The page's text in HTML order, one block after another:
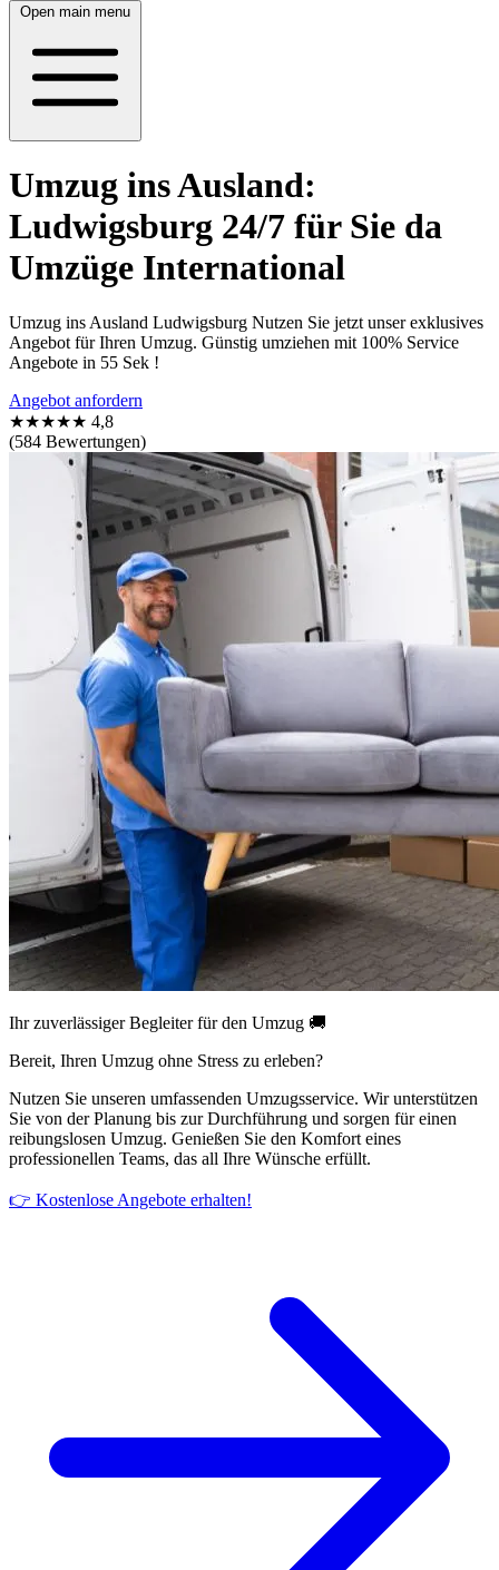
Open main menu
Umzug ins Ausland:
Ludwigsburg 24/7 für Sie da
Umzüge International
Umzug ins Ausland Ludwigsburg Nutzen Sie jetzt unser exklusives
Angebot für Ihren Umzug. Günstig umziehen mit 100% Service
Angebote in 55 Sek !
Angebot anfordern
★★★★★ 4,8
(584 Bewertungen)
Ihr zuverlässiger Begleiter für den Umzug 🚚
Bereit, Ihren Umzug ohne Stress zu erleben?
Nutzen Sie unseren umfassenden Umzugsservice. Wir unterstützen
Sie von der Planung bis zur Durchführung und sorgen für einen
reibungslosen Umzug. Genießen Sie den Komfort eines
professionellen Teams, das all Ihre Wünsche erfüllt.
👉 Kostenlose Angebote erhalten!